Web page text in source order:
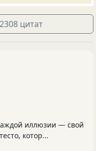
цитат
иллюзии — свой
котор...